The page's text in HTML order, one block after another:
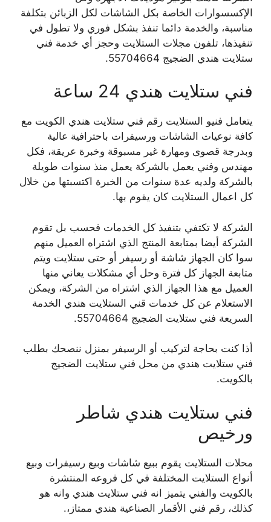
الإكسسوارات الخاصة بكل الشاشات لكل الزبائن بتكلفة
مناسبة، والخدمة دائما تنفذ بشكل فوري ولا تطول في
تنفيذها، تلفون مجلات الستلايت وحجز أي خدمة فني
ستلايت هندي الضجيج 55704664.
فني ستلايت هندي 24 ساعة
يتعامل فنيو الستلايت رقم فني ستلايت هندي الكويت مع
كافة نوعيات الشاشات ورسيفرات باحترافية عالية
وبدرجة قصوى ومهارة غير مسبوقة وخبرة عريقة، فكل
مهندس وفني يعمل بالشركة يعمل منذ سنوات طويلة
بالشركة ولديه عدة سنوات من الخبرة اكتسبتها من خلال
كل اعمال الستلايت كان يقوم بها.
الشركة لا تكتفي بتنفيذ كل الخدمات فحسب بل تقوم
الشركة أيضا بمتابعة المنتج الذي اشتراه العميل منهم
سوا كان الجهاز شاشة أو رسيفر أو حتى ستلايت ويتم
متابعة الجهاز كل فترة وحل أي مشكلات يعاني منها
العميل مع هذا الجهاز الذي اشتراه من الشركة، ويمكن
الاستعلام عن كل خدمات قني الستلايت هندي الخدمة
السريعة فني ستلايت الضجيج 55704664.
أذا كنت بحاجة لتركيب أو الرسيفر بمنزل ننصحك بطلب
فني ستلايت هندي من محل فني ستلايت الضجيج
بالكويت.
فني ستلايت هندي شاطر
ورخيص
محلات الستلايت يقوم ببيع شاشات وبيع رسيفرات وبيع
أنواع الستلايت المختلفة في كل فروعه المنتشرة
بالكويت والفني يتميز انه فني ستلايت هندي وانه هو
كذلك، رقم فني الأقمار الصناعية هندي ممتاز،.